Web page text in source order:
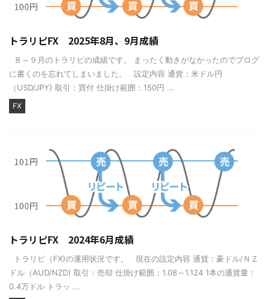
トラリピFX 2025年8月、9月成績
８～９月のトラリピの成績です。 まったく動きがなかったのでブログ
に書くのを忘れてしまいました。 設定内容 通貨：米ドル円
（USD/JPY) 取引：買付 仕掛け範囲：150円 ...
FX
トラリピFX 2024年6月成績
トラリピ（FX)の運用状況です。 現在の設定内容 通貨：豪ドル/ＮＺ
ドル（AUD/NZD) 取引：売却 仕掛け範囲：1.08～1.124 1本の通貨量：
0.4万ドル トラッ ...